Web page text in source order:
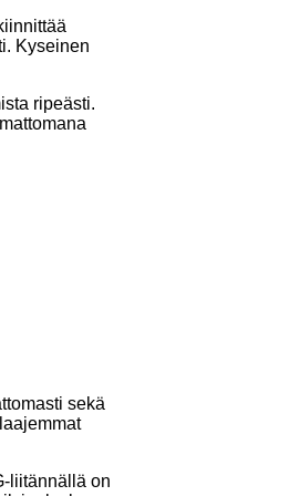
Kyseinen
ripeästi.
sekä
liitännällä on